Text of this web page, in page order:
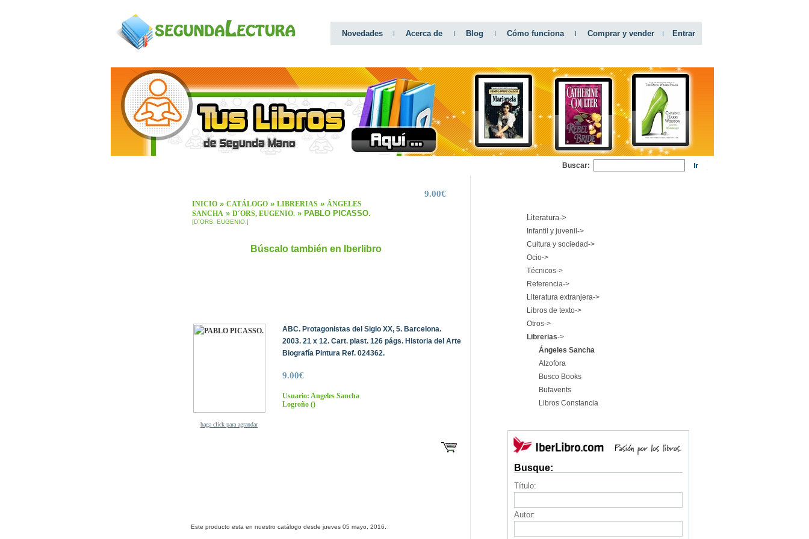
Novedades Acerca de Blog Cómo funciona Comprar y vender Entrar
Buscar:
INICIO» CATÁLOGO» LIBRERIAS» ÁNGELES
SANCHA» D´ORS, EUGENIO.» PABLO PICASSO.
[D´ORS, EUGENIO.]
9.00€
Búscalo también en Iberlibro
haga click para agrandar
ABC. Protagonistas del Siglo XX, 5. Barcelona.
2003. 21 x 12. Cart. plast. 126 págs. Historia del Arte
Biografía Pintura Ref. 024362.
9.00€
Usuario: Angeles Sancha
Logroño()
Este producto esta en nuestro catálogo desde jueves 05 mayo, 2016.
Literatura->
Infantil y juvenil->
Cultura y sociedad->
Ocio->
Técnicos->
Referencia->
Literatura extranjera->
Libros de texto->
Otros->
Librerias->
Ángeles Sancha
Alzofora
Busco Books
Bufavents
Libros Constancia
Busque:
Título:
Autor: